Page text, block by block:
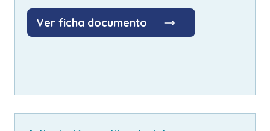
Ver ficha documento